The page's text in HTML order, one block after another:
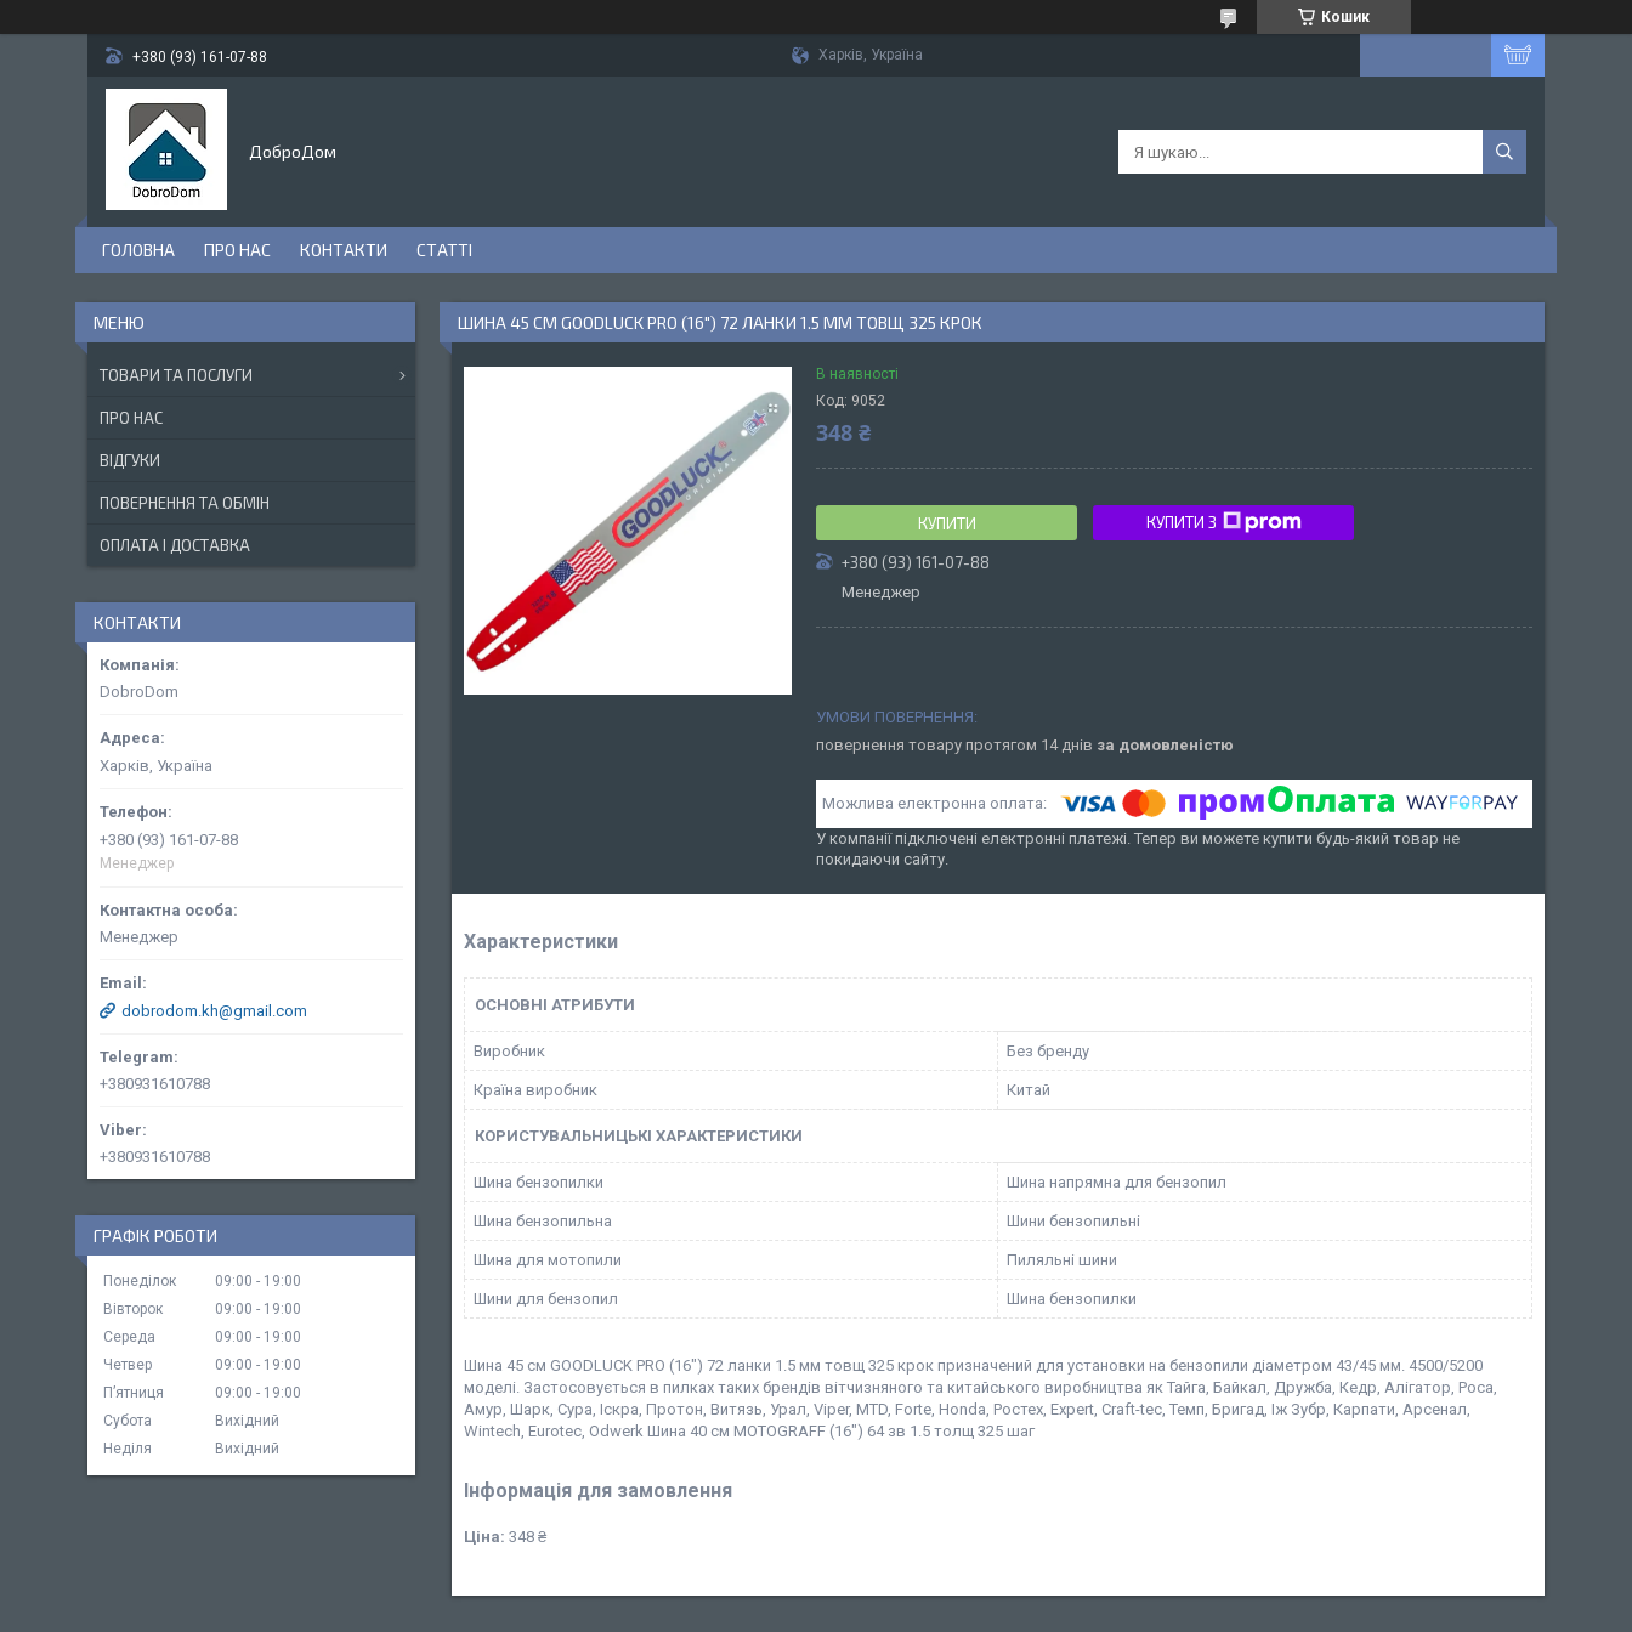
Кошик
+380 (93) 161-07-88 Харків, Україна
ДоброДом
ГОЛОВНА ПРО НАС КОНТАКТИ СТАТТІ
ШИНА 45 СМ GOODLUCK PRO (16") 72 ЛАНКИ 1.5 ММ ТОВЩ 325 КРОК
В наявності
Код: 9052
348 ₴
КУПИТИ КУПИТИ З
+380 (93) 161-07-88
Менеджер
повернення товару протягом 14 днів за домовленістю
У компанії підключені електронні платежі. Тепер ви можете купити будь-який товар не
покидаючи сайту.
Характеристики
ОСНОВНІ АТРИБУТИ
Виробник Без бренду
Країна виробник Китай
КОРИСТУВАЛЬНИЦЬКІ ХАРАКТЕРИСТИКИ
Шина бензопилки Шина напрямна для бензопил
Шина бензопильна Шини бензопильні
Шина для мотопили Пиляльні шини
Шини для бензопил Шина бензопилки
Шина 45 см GOODLUCK PRO (16") 72 ланки 1.5 мм товщ 325 крок призначений для установки на бензопили діаметром 43/45 мм. 4500/5200
моделі. Застосовується в пилках таких брендів вітчизняного та китайського виробництва як Тайга, Байкал, Дружба, Кедр, Алігатор, Роса,
Амур, Шарк, Сура, Іскра, Протон, Витязь, Урал, Viper, MTD, Forte, Honda, Ростех, Expert, Craft-tec, Темп, Бригад, Іж Зубр, Карпати, Арсенал,
Wintech, Eurotec, Odwerk Шина 40 см MOTOGRAFF (16") 64 зв 1.5 толщ 325 шаг
Інформація для замовлення
Ціна: 348 ₴
ТОВАРИ ТА ПОСЛУГИ
ПРО НАС
ВІДГУКИ
ПОВЕРНЕННЯ ТА ОБМІН
ОПЛАТА І ДОСТАВКА
КОНТАКТИ
DobroDom
Харків, Україна
+380 (93) 161-07-88
Менеджер
Менеджер
dobrodom.kh@gmail.com
+380931610788
+380931610788
ГРАФІК РОБОТИ
Понеділок 09:00
19:00
Вівторок
09:00
19:00
Середа
09:00
19:00
Четвер
09:00
19:00
Пʼятниця
09:00
19:00
Субота
Вихідний
Неділя
Вихідний